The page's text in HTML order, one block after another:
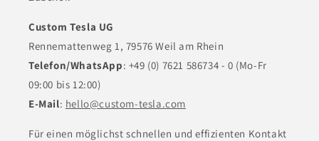
Custom Tesla UG
Rennemattenweg 1, 79576 Weil am Rhein
Telefon/WhatsApp: +49 (0) 7621 586734 - 0 (Mo-Fr
09:00 bis 12:00)
E-Mail: hello@custom-tesla.com
Für einen möglichst schnellen und effizienten Kontakt